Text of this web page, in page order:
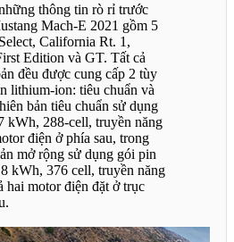
thông tin rò rỉ trước
Mach-E 2021 gồm 5
California Rt. 1,
Edition và GT. Tất cả
đều được cung cấp 2 tùy
lithium-ion: tiêu chuẩn và
bản tiêu chuẩn sử dụng
kWh, 288-cell, truyền năng
điện ở phía sau, trong
mở rộng sử dụng gói pin
kWh, 376 cell, truyền năng
hai motor điện đặt ở trục